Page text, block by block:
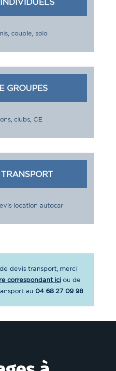
couple, solo
GROUPES
clubs, CE
location autocar
devis transport, merci
correspondant iciou de
au 04 68 27 09 98